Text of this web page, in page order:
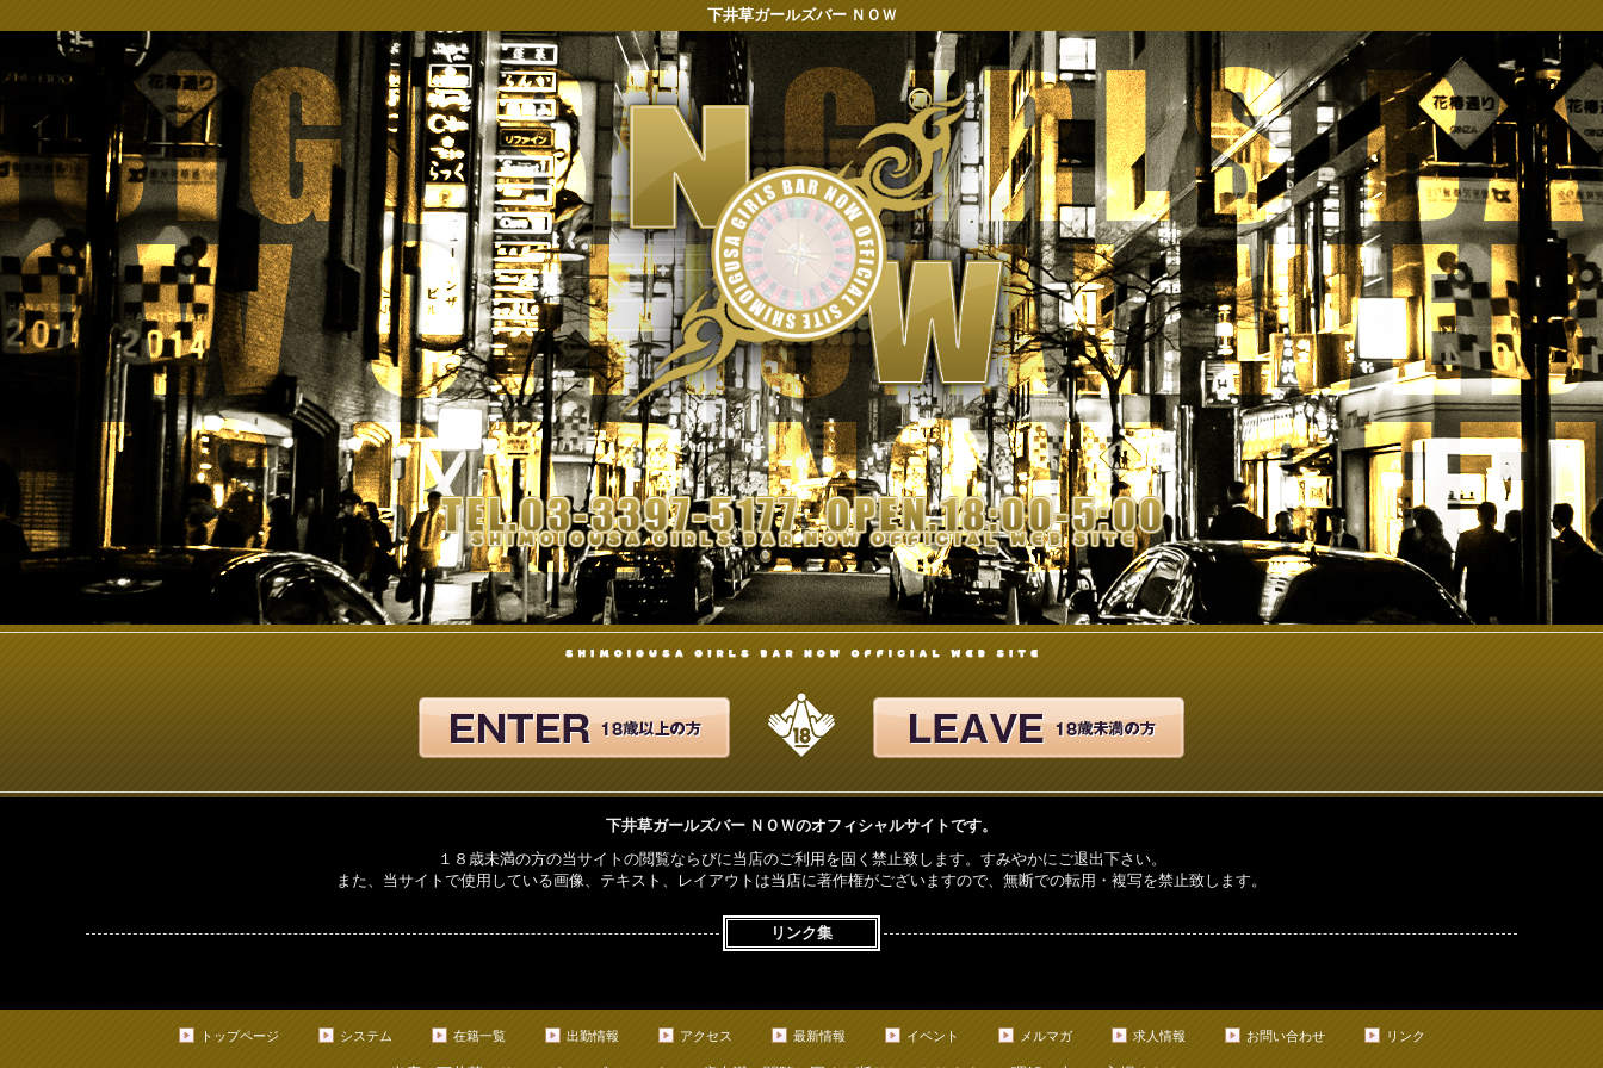
下井草ガールズバー ＮＯＷ
下井草ガールズバー ＮＯＷのオフィシャルサイトです。
１８歳未満の方の当サイトの閲覧ならびに当店のご利用を固く禁止致します。すみやかにご退出下さい。
また、当サイトで使用している画像、テキスト、レイアウトは当店に著作権がございますので、無断での転用・複写を禁止致します。
リンク集
トップページ システム 在籍一覧 出勤情報 アクセス 最新情報 イベント メルマガ 求人情報 お問い合わせ リンク